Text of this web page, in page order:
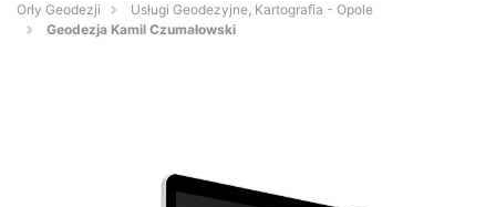
Orły Geodezji
Usługi Geodezyjne, Kartografia - Opole
Geodezja Kamil Czumałowski